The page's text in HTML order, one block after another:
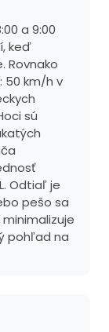
a 9:00
keď
Rovnako
50 km/h v
sú
Odtiaľ je
pešo sa
pohľad na